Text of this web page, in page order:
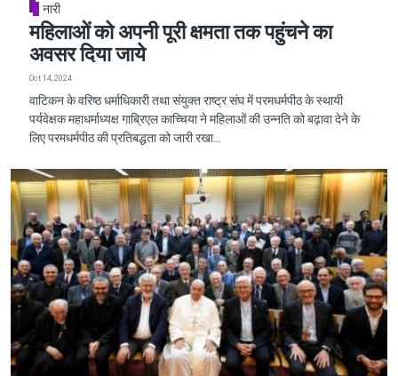
नारी
महिलाओं को अपनी पूरी क्षमता तक पहुंचने का
अवसर दिया जाये
Oct 14, 2024
वाटिकन के वरिष्ठ धर्माधिकारी तथा संयुक्त राष्ट्र संघ में परमधर्मपीठ के स्थायी
पर्यवेक्षक महाधर्माध्यक्ष गाब्रिएल काच्चिया ने महिलाओं की उन्नति को बढ़ावा देने के
लिए परमधर्मपीठ की प्रतिबद्धता को जारी रखा...